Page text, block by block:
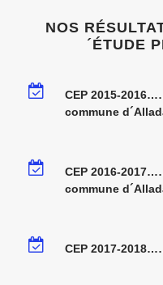
NOS
´ÉTUDE
CEP 2015-
commune
CEP 2016-
commune
CEP 2017-